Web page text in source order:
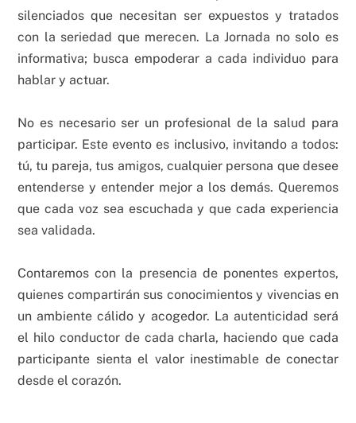
silenciados que necesitan ser expuestos y tratados
con la seriedad que merecen. La Jornada no solo es
informativa; busca empoderar a cada individuo para
hablar y actuar.
No es necesario ser un profesional de la salud para
participar. Este evento es inclusivo, invitando a todos:
tú, tu pareja, tus amigos, cualquier persona que desee
entenderse y entender mejor a los demás. Queremos
que cada voz sea escuchada y que cada experiencia
sea validada.
Contaremos con la presencia de ponentes expertos,
quienes compartirán sus conocimientos y vivencias en
un ambiente cálido y acogedor. La autenticidad será
el hilo conductor de cada charla, haciendo que cada
participante sienta el valor inestimable de conectar
desde el corazón.